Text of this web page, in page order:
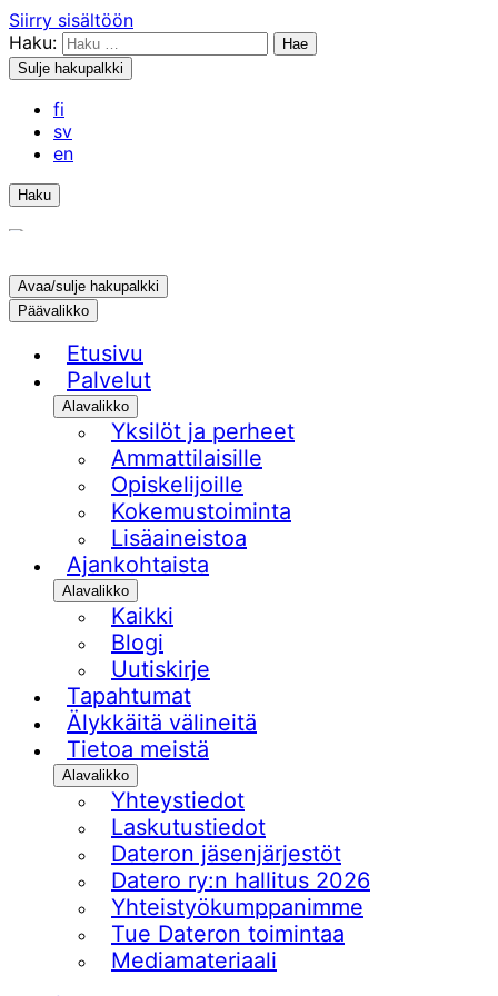
Siirry sisältöön
Haku:
Sulje hakupalkki
fi
sv
en
Haku
Avaa/sulje hakupalkki
Päävalikko
Etusivu
Palvelut
Alavalikko
Yksilöt ja perheet
Ammattilaisille
Opiskelijoille
Kokemustoiminta
Lisäaineistoa
Ajankohtaista
Alavalikko
Kaikki
Blogi
Uutiskirje
Tapahtumat
Älykkäitä välineitä
Tietoa meistä
Alavalikko
Yhteystiedot
Laskutustiedot
Dateron jäsenjärjestöt
Datero ry:n hallitus 2026
Yhteistyökumppanimme
Tue Dateron toimintaa​
Mediamateriaali